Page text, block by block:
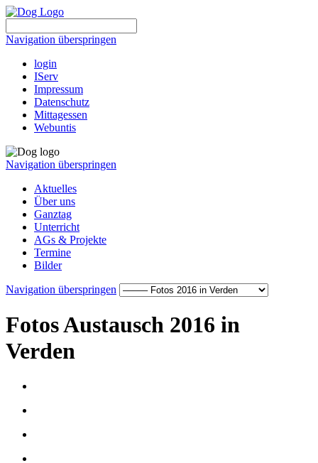
Navigation überspringen
login
IServ
Impressum
Datenschutz
Mittagessen
Webuntis
Navigation überspringen
Aktuelles
Über uns
Ganztag
Unterricht
AGs & Projekte
Termine
Bilder
Navigation überspringen
Fotos Austausch 2016 in
Verden